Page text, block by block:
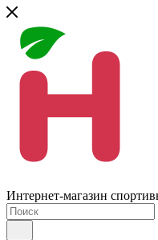
Интернет-магазин